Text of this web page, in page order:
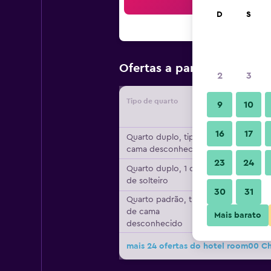
Ofertas a partir de
Tipo de quarto
Quarto duplo, tipo de
cama desconhecido
Quarto duplo, 1 cama
de solteiro
Quarto padrão, tipo
de cama
desconhecido
mais 24 ofertas do hotel room00
D S
2 3
9 10
16 17
23 24
30 31
Mais barato